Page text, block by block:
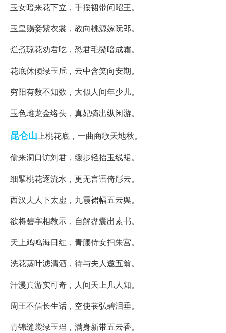
玉女暗来花下立，手挼裙带问昭王。
玉皇赐妾紫衣裳，教向桃源嫁阮郎。
烂煮琼花劝君吃，恐君毛鬓暗成霜。
花底休倾绿玉卮，云中含笑向安期。
穷阳有数不知数，大似人间年少儿。
玉色雌龙金络头，真妃骑出纵闲游。
昆仑山上桃花底，一曲商歌天地秋。
偷来洞口访刘君，缓步轻抬玉线裙。
细擘桃花逐流水，更无言语倚彤云。
西汉夫人下太虚，九霞裙幅五云舆。
欲将碧字相教示，自解盘囊出素书。
天上鸡鸣海日红，青腰侍女扫朱宫。
洗花蒸叶滤清酒，待与夫人邀五翁。
汗漫真游实可奇，人间天上几人知。
周王不信长生话，空使苌弘碧泪垂。
青锦缝裳绿玉珰，满身新带五云香。